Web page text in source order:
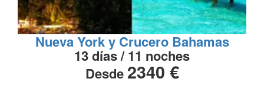
Nueva York y Crucero Bahamas
13 días / 11 noches
Desde 2340 €